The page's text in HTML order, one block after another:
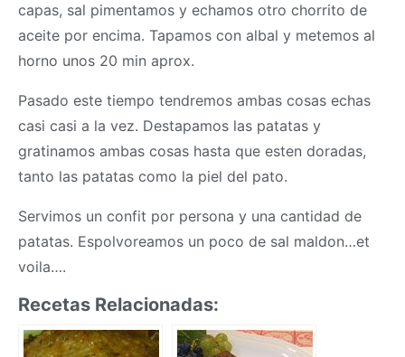
capas, sal pimentamos y echamos otro chorrito de
aceite por encima. Tapamos con albal y metemos al
horno unos 20 min aprox.
Pasado este tiempo tendremos ambas cosas echas
casi casi a la vez. Destapamos las patatas y
gratinamos ambas cosas hasta que esten doradas,
tanto las patatas como la piel del pato.
Servimos un confit por persona y una cantidad de
patatas. Espolvoreamos un poco de sal maldon…et
voila….
Recetas Relacionadas: